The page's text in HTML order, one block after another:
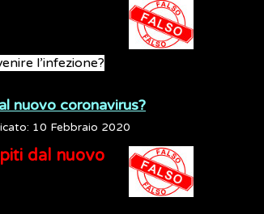
l’infezione?
nuovo coronavirus?
10 Febbraio 2020
dal nuovo